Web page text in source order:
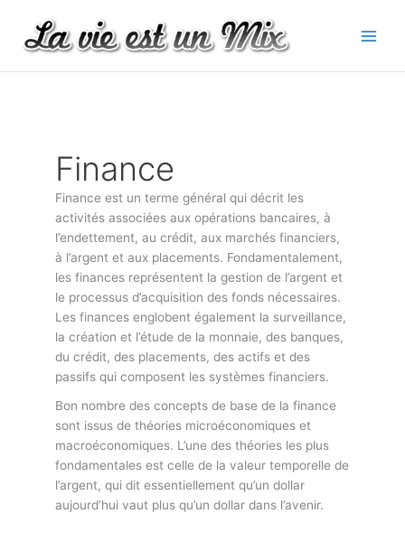
contenu
Finance
Finance est un terme général qui décrit les
activités associées aux opérations bancaires, à
l’endettement, au crédit, aux marchés financiers,
à l’argent et aux placements. Fondamentalement,
les finances représentent la gestion de l’argent et
le processus d’acquisition des fonds nécessaires.
Les finances englobent également la surveillance,
la création et l’étude de la monnaie, des banques,
du crédit, des placements, des actifs et des
passifs qui composent les systèmes financiers.
Bon nombre des concepts de base de la finance
sont issus de théories microéconomiques et
macroéconomiques. L’une des théories les plus
fondamentales est celle de la valeur temporelle de
l’argent, qui dit essentiellement qu’un dollar
aujourd’hui vaut plus qu’un dollar dans l’avenir.